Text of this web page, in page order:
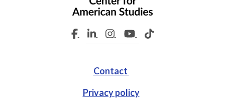
Contact
Privacy policy